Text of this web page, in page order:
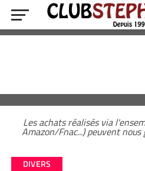
Les achats réalisés via
Amazon/Fnac...) peuvent
DIVERS